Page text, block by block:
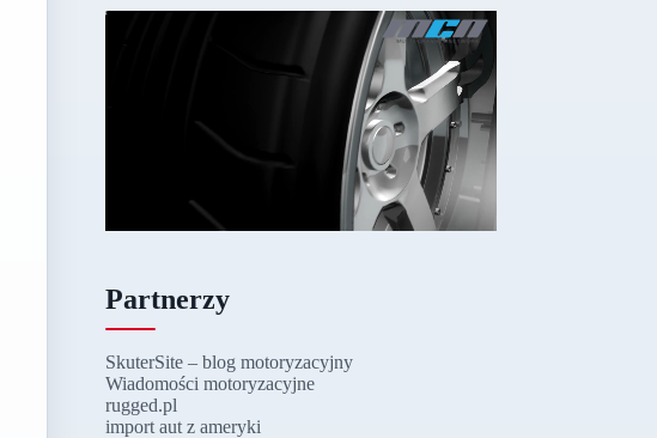
Partnerzy
SkuterSite – blog motoryzacyjny
Wiadomości motoryzacyjne
rugged.pl
import aut z ameryki